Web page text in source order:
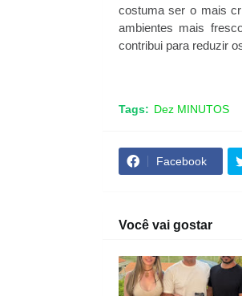
costuma ser o mais
ambientes mais
contribui para reduzir
Tags: Dez MINUTOS
Facebook
Você vai gostar